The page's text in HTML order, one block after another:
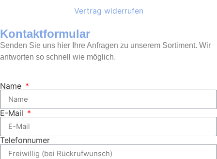
Vertrag widerrufen
Kontaktformular
Senden Sie uns hier Ihre Anfragen zu unserem Sortiment. Wir
antworten so schnell wie möglich.
Name
E-Mail
Telefonnumer